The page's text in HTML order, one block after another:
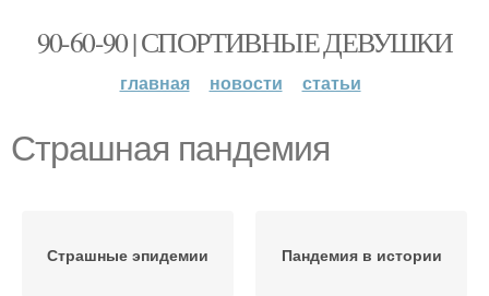
90-60-90 | СПОРТИВНЫЕ ДЕВУШКИ
главная новости статьи
Страшная пандемия
Страшные эпидемии Пандемия в истории